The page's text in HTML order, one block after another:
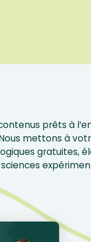
prêts à
mettons à
gratuites,